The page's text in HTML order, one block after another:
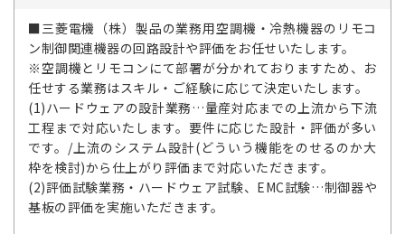
■三菱電機（株）製品の業務用空調機・冷熱機器のリモコ
ン制御関連機器の回路設計や評価をお任せいたします。
※空調機とリモコンにて部署が分かれておりますため、お
任せする業務はスキル・ご経験に応じて決定いたします。
(1)ハードウェアの設計業務…量産対応までの上流から下流
工程まで対応いたします。要件に応じた設計・評価が多い
です。/上流のシステム設計(どういう機能をのせるのか大
枠を検討)から仕上がり評価まで対応いただきます。
(2)評価試験業務・ハードウェア試験、EMC試験…制御器や
基板の評価を実施いただきます。